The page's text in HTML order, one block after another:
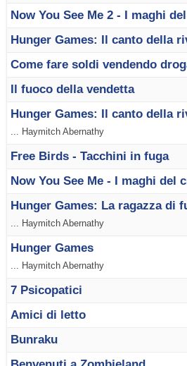
Now You See Me 2 - I maghi
Hunger Games: Il canto della
Come fare soldi vendendo
Il fuoco della vendetta
Hunger Games: Il canto della
... Haymitch Abernathy
Free Birds - Tacchini in fuga
Now You See Me - I maghi del
Hunger Games: La ragazza di
... Haymitch Abernathy
Hunger Games
... Haymitch Abernathy
7 Psicopatici
Amici di letto
Bunraku